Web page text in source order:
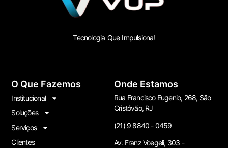
Tecnologia Que Impulsiona!
O Que Fazemos
Institucional
Soluções
Serviços
Clientes
Onde Estamos
Rua Francisco Eugenio, 268, São
Cristóvão, RJ
(21) 9 8840 - 0459
Av. Franz Voegeli, 303 -